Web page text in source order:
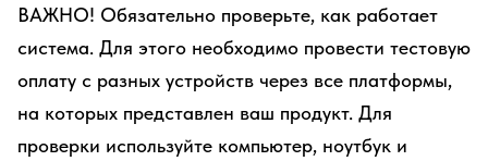
ВАЖНО! Обязательно проверьте, как работает
система. Для этого необходимо провести тестовую
оплату с разных устройств через все платформы,
на которых представлен ваш продукт. Для
проверки используйте компьютер, ноутбук и